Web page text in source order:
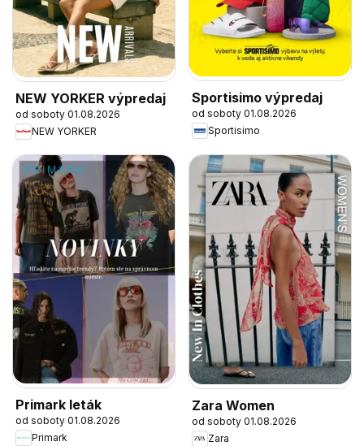
NEW YORKER výpredaj
od soboty 01.08.2026
NEW YORKER
Sportisimo výpredaj
od soboty 01.08.2026
Sportisimo
Primark leták
od soboty 01.08.2026
Primark
Zara Women
od soboty 01.08.2026
Zara